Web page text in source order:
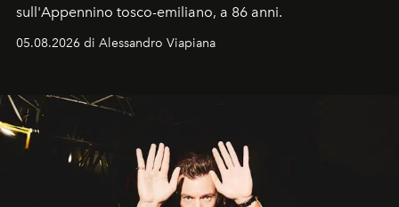
sull'Appennino tosco-emiliano, a 86 anni.
05.08.2026 di Alessandro Viapiana